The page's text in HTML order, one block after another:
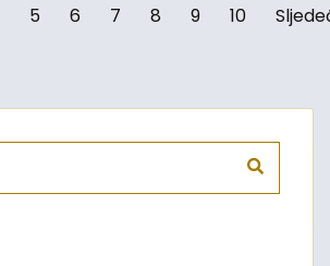
5 6 7 8 9 10